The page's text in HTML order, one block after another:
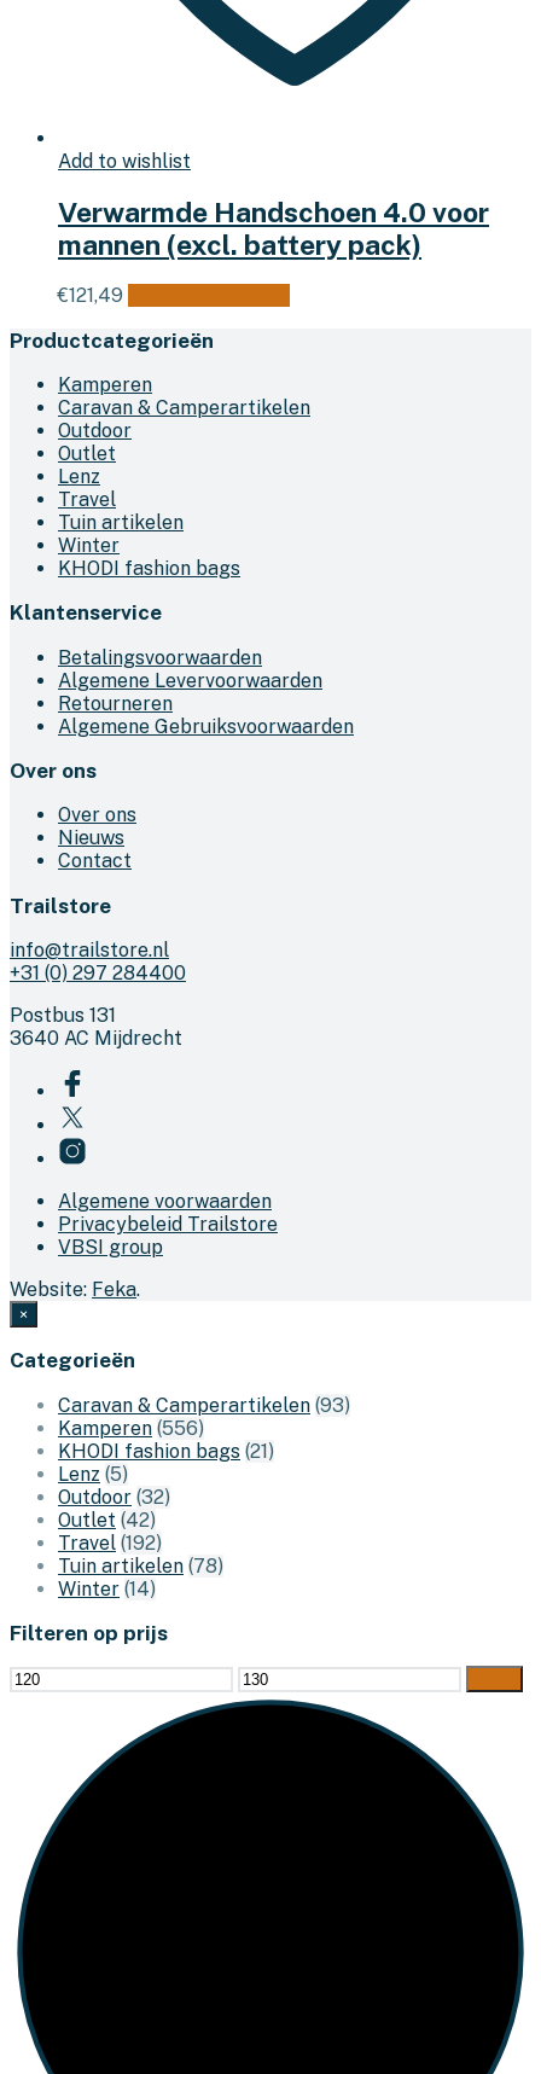
Add to wishlist
Verwarmde Handschoen 4.0 voor
mannen (excl. battery pack)
€121,49
Deze
Productcategorieën
Kamperen
Caravan & Camperartikelen
Outdoor
Outlet
Lenz
Travel
Tuin artikelen
Winter
KHODI fashion bags
Klantenservice
Betalingsvoorwaarden
Algemene Levervoorwaarden
Retourneren
Algemene Gebruiksvoorwaarden
Over ons
Over ons
Nieuws
Contact
Trailstore
info@trailstore.nl
+31 (0) 297 284400
Postbus 131
3640 AC Mijdrecht
Algemene voorwaarden
Privacybeleid Trailstore
VBSI group
Website: Feka.
×
Categorieën
Caravan & Camperartikelen (93)
Kamperen (556)
KHODI fashion bags (21)
Lenz (5)
Outdoor (32)
Outlet (42)
Travel (192)
Tuin artikelen (78)
Winter (14)
Filteren op prijs
Min.
prijs
Max.
prijs